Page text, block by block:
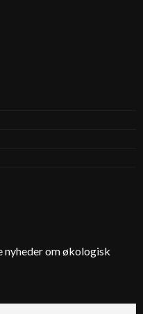
nyheder om økologisk